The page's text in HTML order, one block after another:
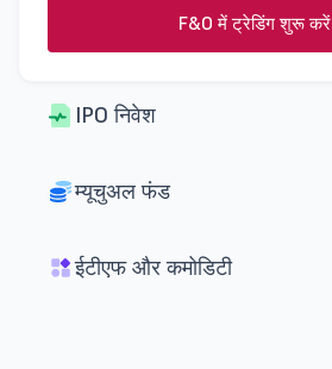
F&O में ट्रेडिंग शुरू करें
IPO निवेश
म्यूचुअल फंड
ईटीएफ और कमोडिटी